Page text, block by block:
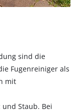
sind die
Fugenreiniger als
mit
und Staub. Bei